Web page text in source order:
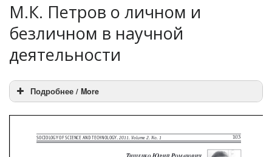
М.К. Петров о личном и
безличном в научной
деятельности
Подробнее / More